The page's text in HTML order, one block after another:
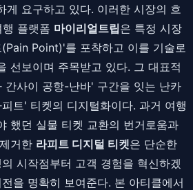
게 요구하고 있다. 이러한 시장의 흐
플랫폼 마이리얼트립은 특정 시장
Point)'를 포착하고 이를 기술로
선보이며 주목받고 있다. 그 대표적
간사이 공항-난바' 구간을 잇는 난카
트' 티켓의 디지털화이다. 과거 여행
했던 실물 티켓 교환의 번거로움과
거한 라피트 디지털 티켓은 단순한
시작점부터 고객 경험을 혁신하겠
을 명확히 보여준다. 본 아티클에서